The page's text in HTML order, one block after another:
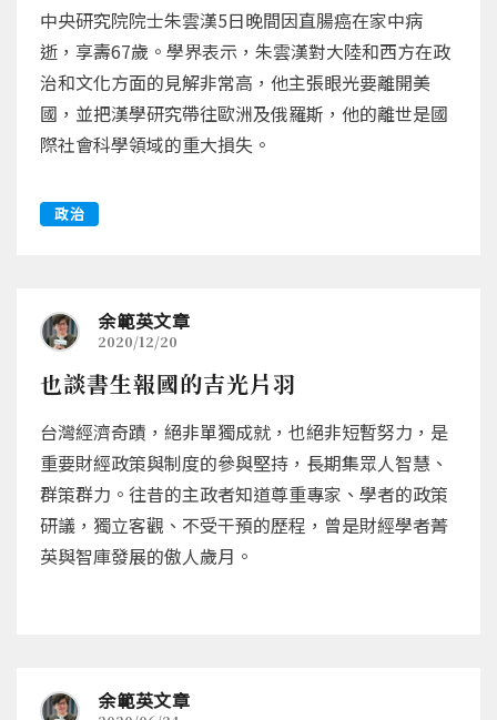
中央研究院院士朱雲漢5日晚間因直腸癌在家中病
逝，享壽67歲。學界表示，朱雲漢對大陸和西方在政
治和文化方面的見解非常高，他主張眼光要離開美
國，並把漢學研究帶往歐洲及俄羅斯，他的離世是國
際社會科學領域的重大損失。
政治
余範英文章
2020/12/20
也談書生報國的吉光片羽
台灣經濟奇蹟，絕非單獨成就，也絕非短暫努力，是
重要財經政策與制度的參與堅持，長期集眾人智慧、
群策群力。往昔的主政者知道尊重專家、學者的政策
研議，獨立客觀、不受干預的歷程，曾是財經學者菁
英與智庫發展的傲人歲月。
余範英文章